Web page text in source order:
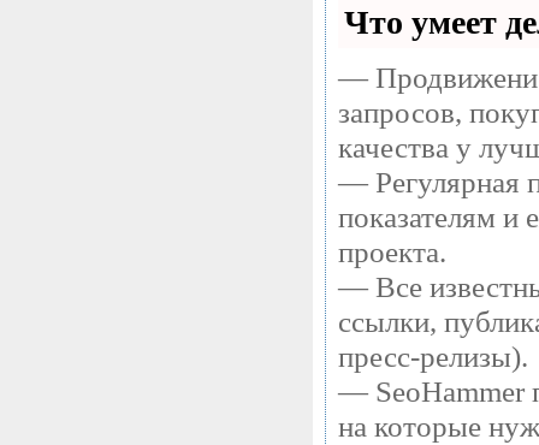
Что умеет
—
запросов,
качества у
— Регулярная
показателям и
проекта.
— Все
ссылки,
пресс-релизы).
— SeoHammer
на которые